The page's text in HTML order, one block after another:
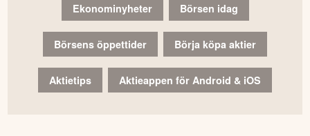
Ekonominyheter Börsen idag
Börsens öppettider Börja köpa aktier
Aktietips Aktieappen för Android & iOS